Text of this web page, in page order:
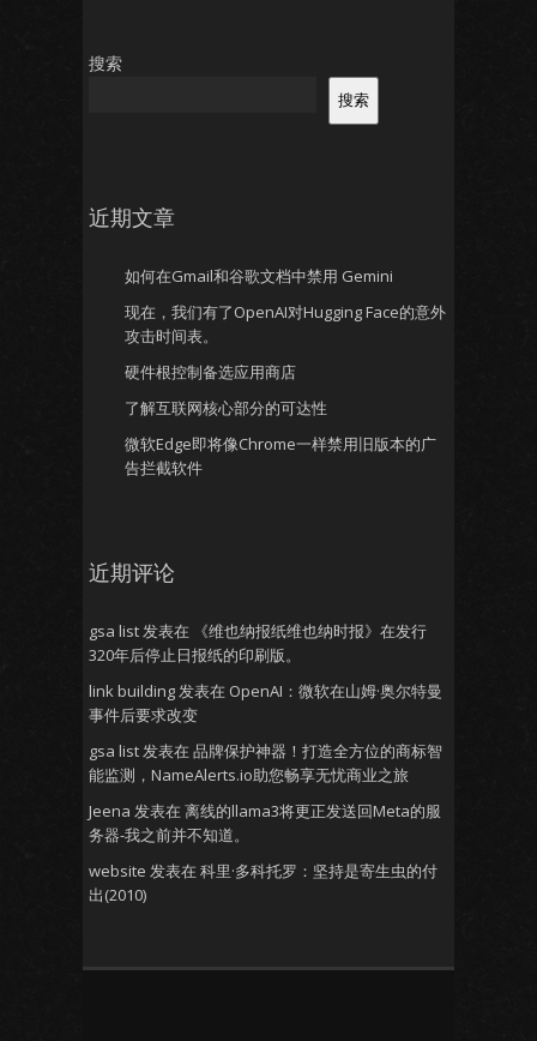
搜索
搜索
近期文章
如何在Gmail和谷歌文档中禁用 Gemini
现在，我们有了OpenAI对Hugging Face的意外
攻击时间表。
硬件根控制备选应用商店
了解互联网核心部分的可达性
微软Edge即将像Chrome一样禁用旧版本的广
告拦截软件
近期评论
gsa list发表在
《维也纳报纸维也纳时报》在发行
320年后停止日报纸的印刷版。
link building发表在 OpenAI：微软在山姆·奥尔特曼
事件后要求改变
gsa list发表在 品牌保护神器！打造全方位的商标智
能监测，NameAlerts.io助您畅享无忧商业之旅
Jeena 发表在 离线的llama3将更正发送回Meta的服
务器-我之前并不知道。
website 发表在 科里·多科托罗：坚持是寄生虫的付
出(2010)